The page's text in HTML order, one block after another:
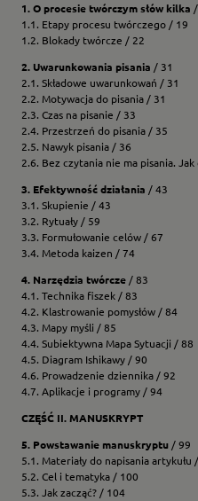
1. O procesie twórczym słów kilka
1.1. Etapy procesu twórczego / 19
1.2. Blokady twórcze / 22
2. Uwarunkowania pisania / 31
2.1. Składowe uwarunkowań / 31
2.2. Motywacja do pisania / 31
2.3. Czas na pisanie / 33
2.4. Przestrzeń do pisania / 35
2.5. Nawyk pisania / 36
2.6. Bez czytania nie ma pisania.
3. Efektywność działania / 43
3.1. Skupienie / 43
3.2. Rytuały / 59
3.3. Formułowanie celów / 67
3.4. Metoda kaizen / 74
4. Narzędzia twórcze / 83
4.1. Technika fiszek / 83
4.2. Klastrowanie pomysłów / 84
4.3. Mapy myśli / 85
4.4. Subiektywna Mapa Sytuacji / 88
4.5. Diagram Ishikawy / 90
4.6. Prowadzenie dziennika / 92
4.7. Aplikacje i programy / 94
CZĘŚĆ II. MANUSKRYPT
5. Powstawanie manuskryptu / 99
5.1. Materiały do napisania artykułu
5.2. Cel i tematyka / 100
5.3. Jak zacząć? / 104